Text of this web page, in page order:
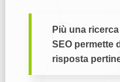
Più una
SEO permette
risposta